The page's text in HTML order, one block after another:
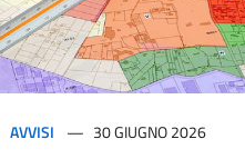
AVVISI 30 GIUGNO 2026